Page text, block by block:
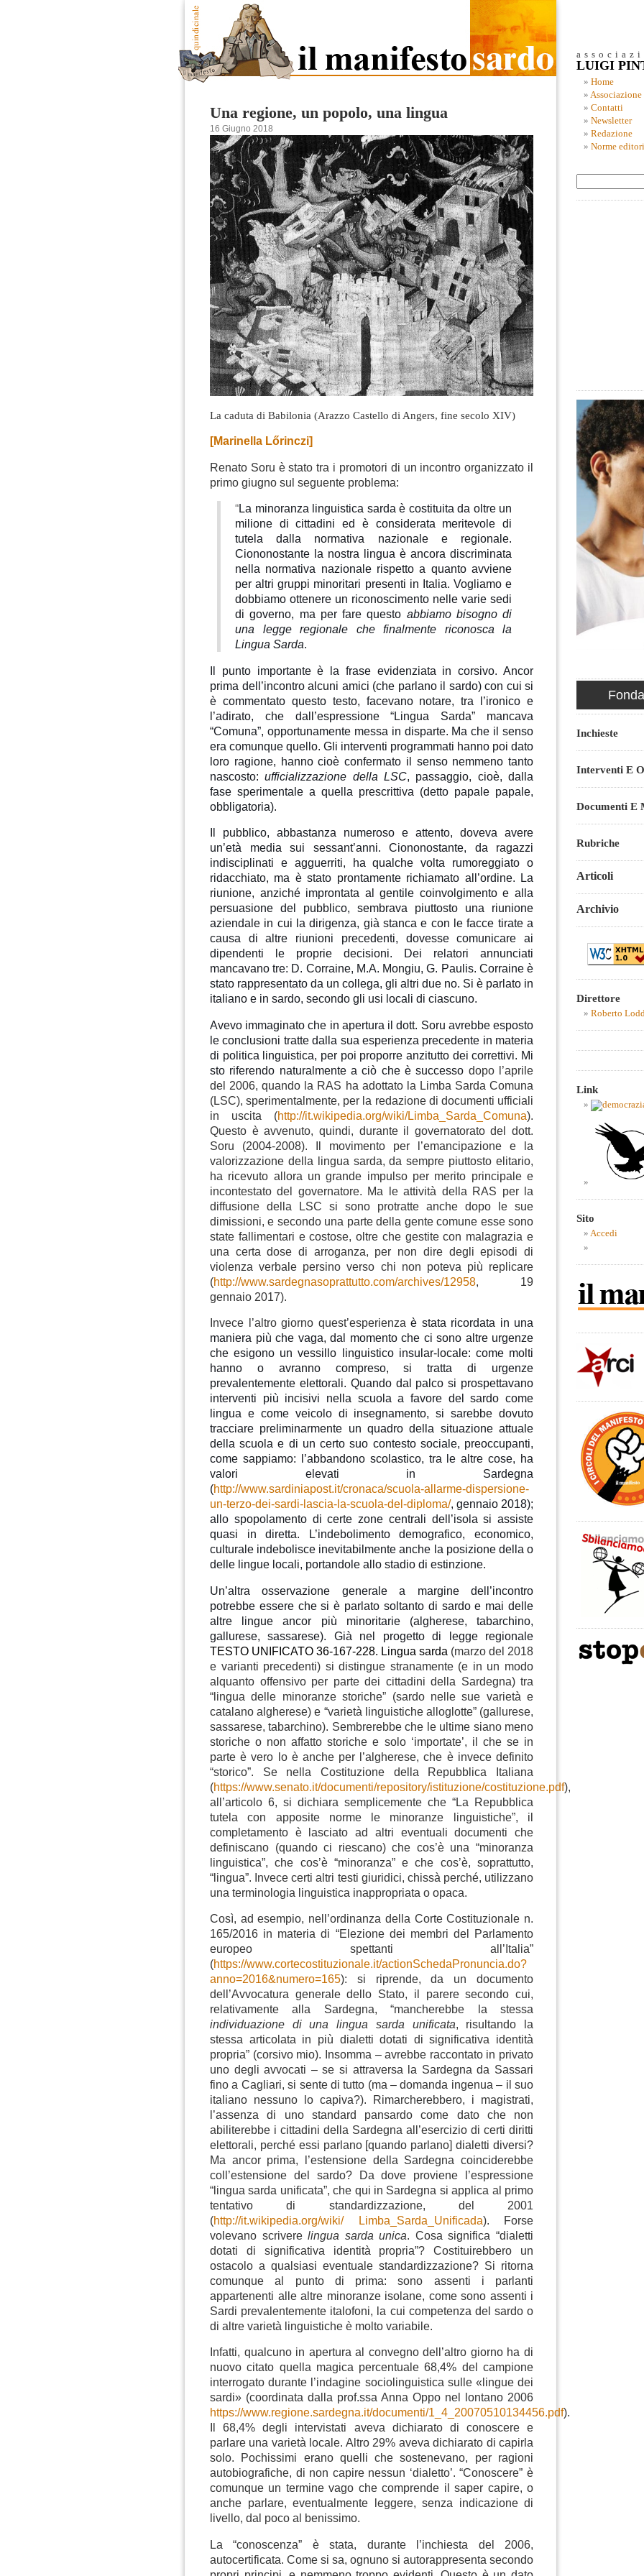
Una regione, un popolo, una lingua
16 Giugno 2018
La caduta di Babilonia (Arazzo Castello di Angers, fine secolo XIV)
[Marinella Lőrinczi]
Renato Soru è stato tra i promotori di un incontro organizzato il
primo giugno sul seguente problema:
“La minoranza linguistica sarda è costituita da oltre un
milione di cittadini ed è considerata meritevole di
tutela dalla normativa nazionale e regionale.
Ciononostante la nostra lingua è ancora discriminata
nella normativa nazionale rispetto a quanto avviene
per altri gruppi minoritari presenti in Italia. Vogliamo e
dobbiamo ottenere un riconoscimento nelle varie sedi
di governo, ma per fare questo abbiamo bisogno di
una legge regionale che finalmente riconosca la
Lingua Sarda.
Il punto importante è la frase evidenziata in corsivo. Ancor
prima dell’incontro alcuni amici (che parlano il sardo) con cui si
è commentato questo testo, facevano notare, tra l’ironico e
l’adirato, che dall’espressione “Lingua Sarda” mancava
“Comuna”, opportunamente messa in disparte. Ma che il senso
era comunque quello. Gli interventi programmati hanno poi dato
loro ragione, hanno cioè confermato il senso nemmeno tanto
nascosto:ufficializzazione della LSC, passaggio, cioè, dalla
fase sperimentale a quella prescrittiva (detto papale papale,
obbligatoria).
Il pubblico, abbastanza numeroso e attento, doveva avere
un’età media sui sessant’anni. Ciononostante, da ragazzi
indisciplinati e agguerriti, ha qualche volta rumoreggiato o
ridacchiato, ma è stato prontamente richiamato all’ordine. La
riunione, anziché improntata al gentile coinvolgimento e alla
persuasione del pubblico, sembrava piuttosto una riunione
aziendale in cui la dirigenza, già stanca e con le facce tirate a
causa di altre riunioni precedenti, dovesse comunicare ai
dipendenti le proprie decisioni. Dei relatori annunciati
mancavano tre: D. Corraine, M.A. Mongiu, G. Paulis. Corraine è
stato rappresentato da un collega, gli altri due no. Si è parlato in
italiano e in sardo, secondo gli usi locali di ciascuno.
Avevo immaginato che in apertura il dott. Soru avrebbe esposto
le conclusioni tratte dalla sua esperienza precedente in materia
di politica linguistica, per poi proporre anzitutto dei correttivi. Mi
sto riferendo naturalmente a ciò che è successo dopo l’aprile
del 2006, quando la RAS ha adottato la Limba Sarda Comuna
(LSC), sperimentalmente, per la redazione di documenti ufficiali
in uscita (http://it.wikipedia.org/wiki/Limba_Sarda_Comuna).
Questo è avvenuto, quindi, durante il governatorato del dott.
Soru (2004-2008). Il movimento per l’emancipazione e la
valorizzazione della lingua sarda, da sempre piuttosto elitario,
ha ricevuto allora un grande impulso per merito principale e
incontestato del governatore. Ma le attività della RAS per la
diffusione della LSC si sono protratte anche dopo le sue
dimissioni, e secondo una parte della gente comune esse sono
state fallimentari e costose, oltre che gestite con malagrazia e
una certa dose di arroganza, per non dire degli episodi di
violenza verbale persino verso chi non poteva più replicare
(http://www.sardegnasoprattutto.com/archives/12958, 19
gennaio 2017).
Invece l’altro giorno quest’esperienza è stata ricordata in una
maniera più che vaga, dal momento che ci sono altre urgenze
che esigono un vessillo linguistico insular-locale: come molti
hanno o avranno compreso, si tratta di urgenze
prevalentemente elettorali. Quando dal palco si prospettavano
interventi più incisivi nella scuola a favore del sardo come
lingua e come veicolo di insegnamento, si sarebbe dovuto
tracciare preliminarmente un quadro della situazione attuale
della scuola e di un certo suo contesto sociale, preoccupanti,
come sappiamo: l’abbandono scolastico, tra le altre cose, ha
valori elevati in Sardegna
(http://www.sardiniapost.it/cronaca/scuola-allarme-dispersione-
un-terzo-dei-sardi-lascia-la-scuola-del-diploma/, gennaio 2018);
allo spopolamento di certe zone centrali dell’isola si assiste
quasi in diretta. L’indebolimento demografico, economico,
culturale indebolisce inevitabilmente anche la posizione della o
delle lingue locali, portandole allo stadio di estinzione.
Un’altra osservazione generale a margine dell’incontro
potrebbe essere che si è parlato soltanto di sardo e mai delle
altre lingue ancor più minoritarie (algherese, tabarchino,
gallurese, sassarese). Già nel progetto di legge regionale
TESTO UNIFICATO 36-167-228. Lingua sarda (marzo del 2018
e varianti precedenti) si distingue stranamente (e in un modo
alquanto offensivo per parte dei cittadini della Sardegna) tra
“lingua delle minoranze storiche” (sardo nelle sue varietà e
catalano algherese) e “varietà linguistiche alloglotte” (gallurese,
sassarese, tabarchino). Sembrerebbe che le ultime siano meno
storiche o non affatto storiche e solo ‘importate’, il che se in
parte è vero lo è anche per l’algherese, che è invece definito
“storico”. Se nella Costituzione della Repubblica Italiana
(https://www.senato.it/documenti/repository/istituzione/costituzione.pdf),
all’articolo 6, si dichiara semplicemente che “La Repubblica
tutela con apposite norme le minoranze linguistiche”, il
completamento è lasciato ad altri eventuali documenti che
definiscano (quando ci riescano) che cos’è una “minoranza
linguistica”, che cos’è “minoranza” e che cos’è, soprattutto,
“lingua”. Invece certi altri testi giuridici, chissà perché, utilizzano
una terminologia linguistica inappropriata o opaca.
Così, ad esempio, nell’ordinanza della Corte Costituzionale n.
165/2016 in materia di “Elezione dei membri del Parlamento
europeo spettanti all’Italia”
(https://www.cortecostituzionale.it/actionSchedaPronuncia.do?
anno=2016&numero=165): si riprende, da un documento
dell’Avvocatura generale dello Stato, il parere secondo cui,
relativamente alla Sardegna, “mancherebbe la stessa
individuazione di una lingua sarda unificata, risultando la
stessa articolata in più dialetti dotati di significativa identità
propria” (corsivo mio). Insomma – avrebbe raccontato in privato
uno degli avvocati – se si attraversa la Sardegna da Sassari
fino a Cagliari, si sente di tutto (ma – domanda ingenua – il suo
italiano nessuno lo capiva?). Rimarcherebbero, i magistrati,
l’assenza di uno standard pansardo come dato che non
abiliterebbe i cittadini della Sardegna all’esercizio di certi diritti
elettorali, perché essi parlano [quando parlano] dialetti diversi?
Ma ancor prima, l’estensione della Sardegna coinciderebbe
coll’estensione del sardo? Da dove proviene l’espressione
“lingua sarda unificata”, che qui in Sardegna si applica al primo
tentativo di standardizzazione, del 2001
(http://it.wikipedia.org/wiki/ Limba_Sarda_Unificada). Forse
volevano scriverelingua sarda unica. Cosa significa “dialetti
dotati di significativa identità propria”? Costituirebbero un
ostacolo a qualsiasi eventuale standardizzazione? Si ritorna
comunque al punto di prima: sono assenti i parlanti
appartenenti alle altre minoranze isolane, come sono assenti i
Sardi prevalentemente italofoni, la cui competenza del sardo o
di altre varietà linguistiche è molto variabile.
Infatti, qualcuno in apertura al convegno dell’altro giorno ha di
nuovo citato quella magica percentuale 68,4% del campione
interrogato durante l’indagine sociolinguistica sulle «lingue dei
sardi» (coordinata dalla prof.ssa Anna Oppo nel lontano 2006
https://www.regione.sardegna.it/documenti/1_4_20070510134456.pdf).
Il 68,4% degli intervistati aveva dichiarato di conoscere e
parlare una varietà locale. Altro 29% aveva dichiarato di capirla
solo. Pochissimi erano quelli che sostenevano, per ragioni
autobiografiche, di non capire nessun ‘dialetto’. “Conoscere” è
comunque un termine vago che comprende il saper capire, o
anche parlare, eventualmente leggere, senza indicazione di
livello, dal poco al benissimo.
La “conoscenza” è stata, durante l’inchiesta del 2006,
autocertificata. Come si sa, ognuno si autorappresenta secondo
LUIGI
Home
Associazione
Contatti
Newsletter
Redazione
Norme
Inchieste
Interventi E
Documenti E
Rubriche
Articoli
Archivio
Direttore
Roberto
Link
Sito
Accedi